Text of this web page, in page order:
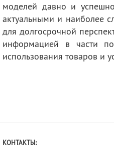
моделей давно и
актуальными и наиболее
для долгосрочной
информацией в части
использования товаров и
КОНТАКТЫ: